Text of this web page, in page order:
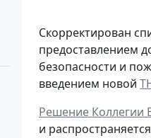
Скорректирован
предоставлением
безопасности и
введением новой
Решение Коллегии
и